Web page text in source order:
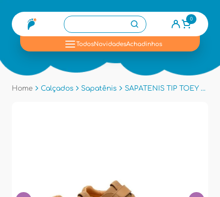
0
TodosNovidadesAchadinhos
Home Calçados Sapatênis SAPATENIS TIP TOEY CB.UBN1 - Hay